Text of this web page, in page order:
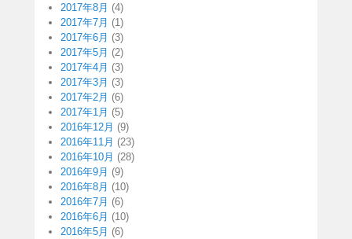
2017年8月 (4)
2017年7月 (1)
2017年6月 (3)
2017年5月 (2)
2017年4月 (3)
2017年3月 (3)
2017年2月 (6)
2017年1月 (5)
2016年12月 (9)
2016年11月 (23)
2016年10月 (28)
2016年9月 (9)
2016年8月 (10)
2016年7月 (6)
2016年6月 (10)
2016年5月 (6)